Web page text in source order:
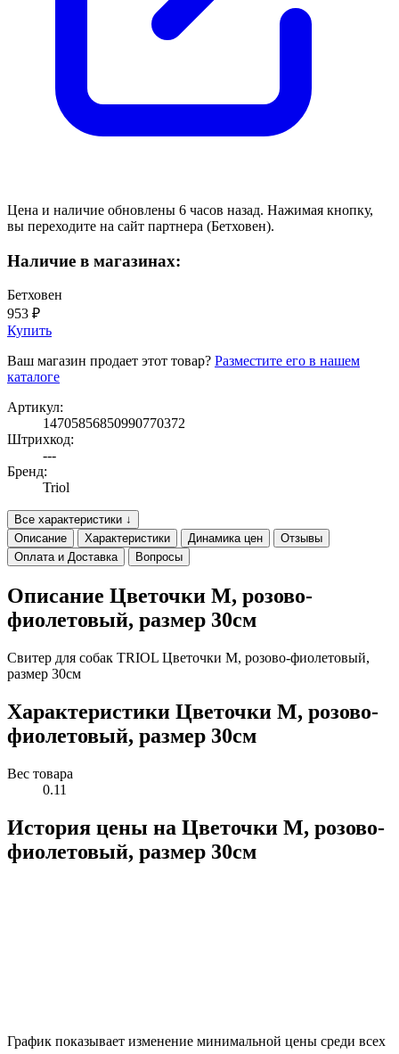
Цена и наличие обновлены 6 часов назад. Нажимая кнопку,
вы переходите на сайт партнера (Бетховен).
Наличие в магазинах:
Бетховен
953 ₽
Купить
Ваш магазин продает этот товар? Разместите его в нашем
каталоге
Артикул:
14705856850990770372
Штрихкод:
---
Бренд:
Triol
Все характеристики ↓
Описание
Характеристики Динамика цен
Отзывы
Оплата и Доставка
Вопросы
Описание Цветочки M, розово-
фиолетовый, размер 30см
Свитер для собак TRIOL Цветочки M, розово-фиолетовый,
размер 30см
Характеристики Цветочки M, розово-
фиолетовый, размер 30см
Вес товара
0.11
История цены на Цветочки M, розово-
фиолетовый, размер 30см
График показывает изменение минимальной цены среди всех